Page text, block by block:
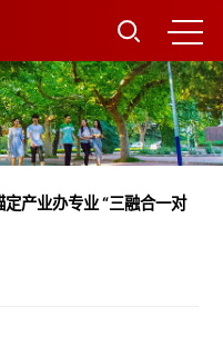
产业办专业 “三融合一对